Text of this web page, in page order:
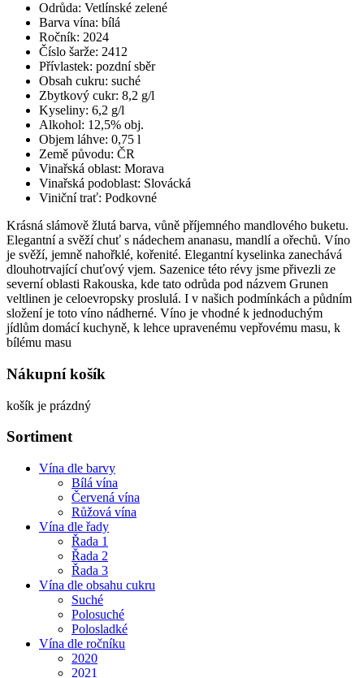
Odrůda: Vetlínské zelené
Barva vína: bílá
Ročník: 2024
Číslo šarže: 2412
Přívlastek: pozdní sběr
Obsah cukru: suché
Zbytkový cukr: 8,2 g/l
Kyseliny: 6,2 g/l
Alkohol: 12,5% obj.
Objem láhve: 0,75 l
Země původu: ČR
Vinařská oblast: Morava
Vinařská podoblast: Slovácká
Viniční trať: Podkovné
Krásná slámově žlutá barva, vůně příjemného mandlového buketu.
Elegantní a svěží chuť s nádechem ananasu, mandlí a ořechů. Víno
je svěží, jemně nahořklé, kořenité. Elegantní kyselinka zanechává
dlouhotrvající chuťový vjem. Sazenice této révy jsme přivezli ze
severní oblasti Rakouska, kde tato odrůda pod názvem Grunen
veltlinen je celoevropsky proslulá. I v našich podmínkách a půdním
složení je toto víno nádherné. Víno je vhodné k jednoduchým
jídlům domácí kuchyně, k lehce upravenému vepřovému masu, k
bílému masu
Nákupní košík
košík je prázdný
Sortiment
Vína dle barvy
Bílá vína
Červená vína
Růžová vína
Vína dle řady
Řada 1
Řada 2
Řada 3
Vína dle obsahu cukru
Suché
Polosuché
Polosladké
Vína dle ročníku
2020
2021